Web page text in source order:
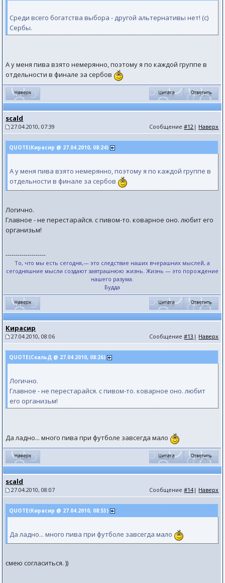
Среди всего богатства выбора - другой альтернативы нет! (с)
Сербы.
А у меня пива взято немерянно, поэтому я по каждой группе в
отдельности в финале за сербов
scald
27.04.2010, 07:39 Сообщение#12 | Наверх
QUOTE(Кирасир @ 27.04.2010, 08:24)
А у меня пива взято немерянно, поэтому я по каждой группе в
отдельности в финале за сербов
Логично.
Главное - не перестарайся. с пивом-то. коварное оно. любит его
организьм!
--------------------
То, что мы есть сегодня,— это следствие наших вчерашних мыслей, а
сегодняшние мысли создают завтрашнюю жизнь. Жизнь — это порождение
нашего разума.
Будда
Кирасир
27.04.2010, 08:06 Сообщение#13 | Наверх
QUOTE(СкальД @ 27.04.2010, 08:26)
Логично.
Главное - не перестарайся. с пивом-то. коварное оно. любит
его организьм!
Да ладно... много пива при футболе завсегда мало
scald
27.04.2010, 08:07 Сообщение#14| Наверх
QUOTE(Кирасир @ 27.04.2010, 08:53)
Да ладно... много пива при футболе завсегда мало
смею согласиться. ))